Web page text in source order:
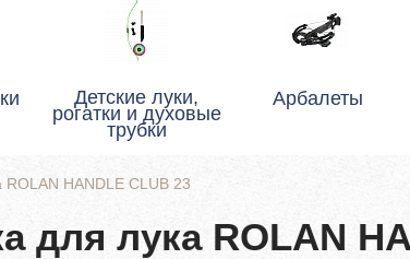
Детские луки,
рогатки и духовые
трубки
Арбалеты
ROLAN HANDLE CLUB 23
для лука ROLAN